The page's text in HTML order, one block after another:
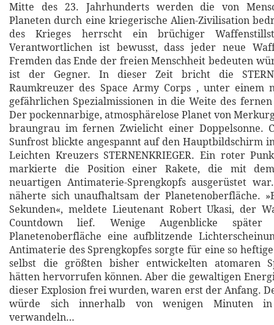
Mitte des 23. Jahrhunderts werden die von
Planeten durch eine kriegerische Alien-Zivilisation
des Krieges herrscht ein brüchiger
Verantwortlichen ist bewusst, dass jeder neue
Fremden das Ende der freien Menschheit bedeuten
ist der Gegner. In dieser Zeit bricht die
Raumkreuzer des Space Army Corps , unter einem
gefährlichen Spezialmissionen in die Weite des
Der pockennarbige, atmosphärelose Planet von
braungrau im fernen Zwielicht einer Doppelsonne.
Sunfrost blickte angespannt auf den Hauptbildschirm
Leichten Kreuzers STERNENKRIEGER. Ein roter
markierte die Position einer Rakete, die mit
neuartigen Antimaterie-Sprengkopfs ausgerüstet
näherte sich unaufhaltsam der Planetenoberfläche.
Sekunden«, meldete Lieutenant Robert Ukasi, der
Countdown lief. Wenige Augenblicke
Planetenoberfläche eine aufblitzende
Antimaterie des Sprengkopfes sorgte für eine so
selbst die größten bisher entwickelten atomaren
hätten hervorrufen können. Aber die gewaltigen
dieser Explosion frei wurden, waren erst der Anfang.
würde sich innerhalb von wenigen Minuten
verwandeln…